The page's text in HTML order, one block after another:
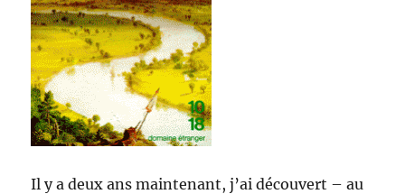
Il y a deux ans maintenant, j’ai découvert – au